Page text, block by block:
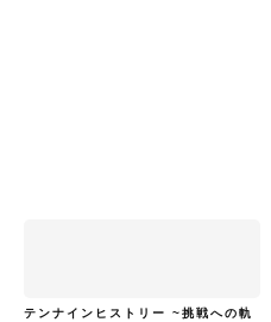
テンナインヒストリー ~挑戦への軌